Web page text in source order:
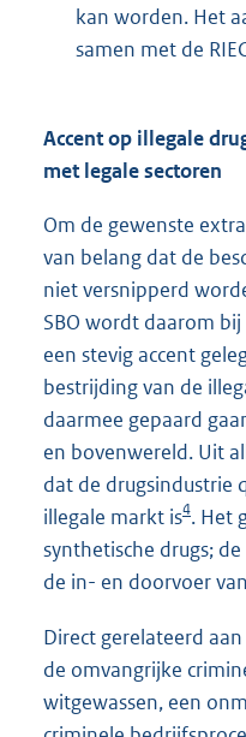
kan worden. Het
samen met de
Accent op illegale
met legale sectoren
Om de gewenste
van belang dat de
niet versnipperd
SBO wordt daarom
een stevig accent
bestrijding van de
daarmee gepaard
en bovenwereld. Uit
dat de drugsindustrie
illegale markt is4. Het
synthetische drugs;
de in- en doorvoer
Direct gerelateerd
de omvangrijke
witgewassen, een